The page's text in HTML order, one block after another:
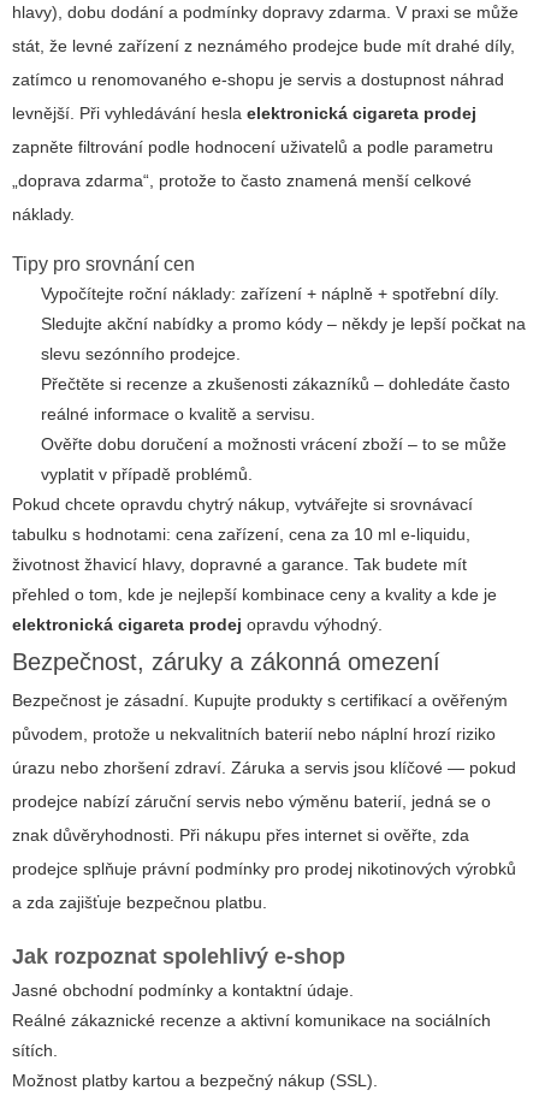
hlavy), dobu dodání a podmínky dopravy zdarma. V praxi se může
stát, že levné zařízení z neznámého prodejce bude mít drahé díly,
zatímco u renomovaného e-shopu je servis a dostupnost náhrad
levnější. Při vyhledávání hesla elektronická cigareta prodej
zapněte filtrování podle hodnocení uživatelů a podle parametru
„doprava zdarma“, protože to často znamená menší celkové
náklady.
Tipy pro srovnání cen
Vypočítejte roční náklady: zařízení + náplně + spotřební díly.
Sledujte akční nabídky a promo kódy – někdy je lepší počkat na
slevu sezónního prodejce.
Přečtěte si recenze a zkušenosti zákazníků – dohledáte často
reálné informace o kvalitě a servisu.
Ověřte dobu doručení a možnosti vrácení zboží – to se může
vyplatit v případě problémů.
Pokud chcete opravdu chytrý nákup, vytvářejte si srovnávací
tabulku s hodnotami: cena zařízení, cena za 10 ml e-liquidu,
životnost žhavicí hlavy, dopravné a garance. Tak budete mít
přehled o tom, kde je nejlepší kombinace ceny a kvality a kde je
elektronická cigareta prodej opravdu výhodný.
Bezpečnost, záruky a zákonná omezení
Bezpečnost je zásadní. Kupujte produkty s certifikací a ověřeným
původem, protože u nekvalitních baterií nebo náplní hrozí riziko
úrazu nebo zhoršení zdraví. Záruka a servis jsou klíčové — pokud
prodejce nabízí záruční servis nebo výměnu baterií, jedná se o
znak důvěryhodnosti. Při nákupu přes internet si ověřte, zda
prodejce splňuje právní podmínky pro prodej nikotinových výrobků
a zda zajišťuje bezpečnou platbu.
Jak rozpoznat spolehlivý e-shop
Jasné obchodní podmínky a kontaktní údaje.
Reálné zákaznické recenze a aktivní komunikace na sociálních
sítích.
Možnost platby kartou a bezpečný nákup (SSL).